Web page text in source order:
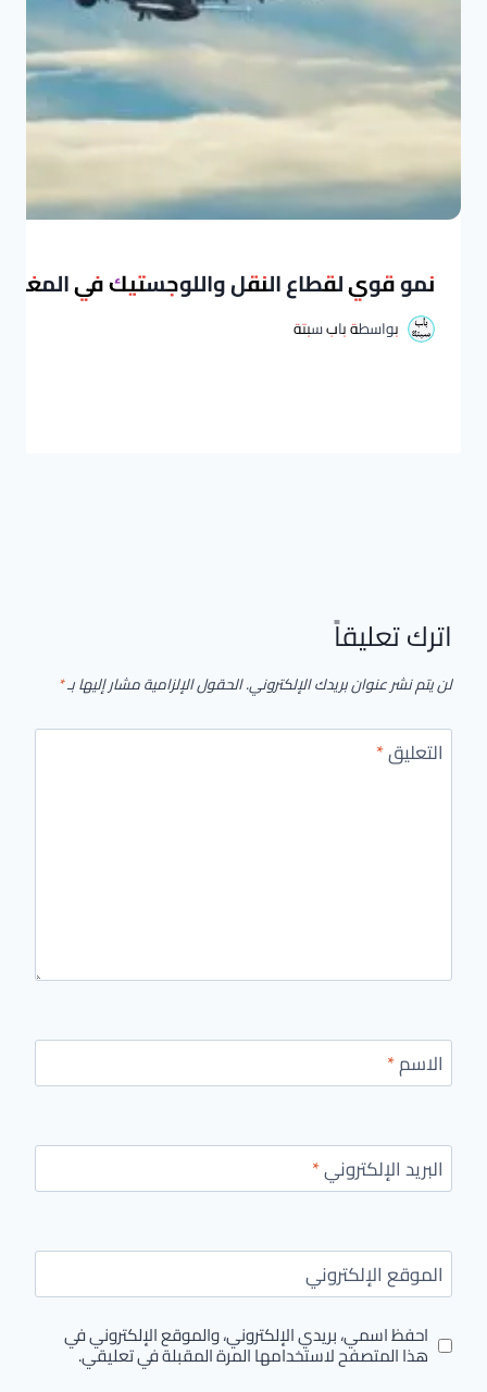
نمو قوي لقطاع النقل واللوجستيك في المغرب خلال 2026: مؤشرات إيجابية
بواسطةباب سبتة
اترك تعليقاً
لن يتم نشر عنوان بريدك الإلكتروني.الحقول الإلزامية مشار إليها بـ*
التعليق*
الاسم*
البريد الإلكتروني*
الموقع الإلكتروني
احفظ اسمي، بريدي الإلكتروني، والموقع الإلكتروني في
هذا المتصفح لاستخدامها المرة المقبلة في تعليقي.